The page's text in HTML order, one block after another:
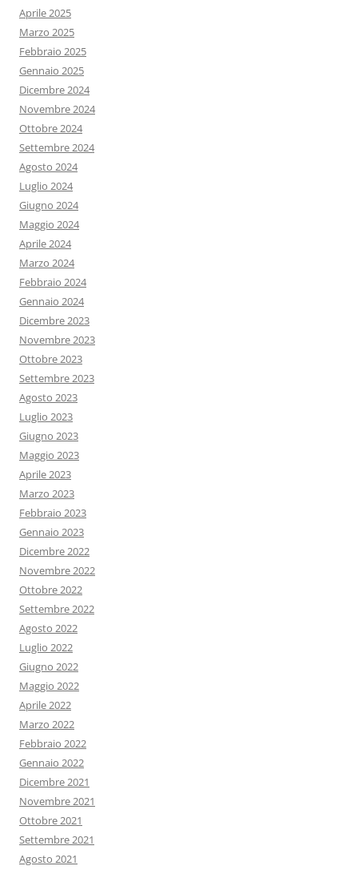
Aprile 2025
Marzo 2025
Febbraio 2025
Gennaio 2025
Dicembre 2024
Novembre 2024
Ottobre 2024
Settembre 2024
Agosto 2024
Luglio 2024
Giugno 2024
Maggio 2024
Aprile 2024
Marzo 2024
Febbraio 2024
Gennaio 2024
Dicembre 2023
Novembre 2023
Ottobre 2023
Settembre 2023
Agosto 2023
Luglio 2023
Giugno 2023
Maggio 2023
Aprile 2023
Marzo 2023
Febbraio 2023
Gennaio 2023
Dicembre 2022
Novembre 2022
Ottobre 2022
Settembre 2022
Agosto 2022
Luglio 2022
Giugno 2022
Maggio 2022
Aprile 2022
Marzo 2022
Febbraio 2022
Gennaio 2022
Dicembre 2021
Novembre 2021
Ottobre 2021
Settembre 2021
Agosto 2021